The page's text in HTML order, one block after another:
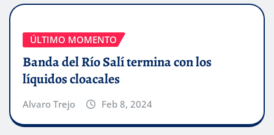
ÚLTIMO MOMENTO
Banda del Río Salí termina con los
líquidos cloacales
Alvaro Trejo Feb 8, 2024